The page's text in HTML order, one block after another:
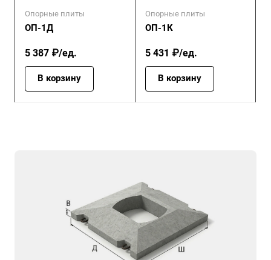
Опорные плиты
ОП-1Д
5 387 ₽/ед.
В корзину
Опорные плиты
ОП-1К
5 431 ₽/ед.
В корзину